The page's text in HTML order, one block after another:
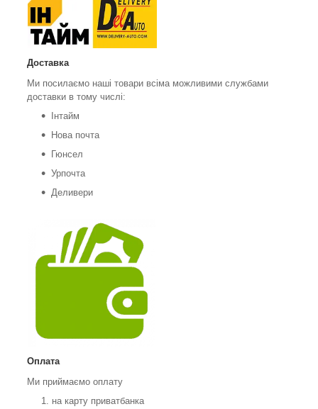
Доставка
Ми посилаємо наші товари всіма можливими службами
доставки в тому числі:
Інтайм
Нова почта
Гюнсел
Урпочта
Деливери
Оплата
Ми приймаємо оплату
на карту приватбанка